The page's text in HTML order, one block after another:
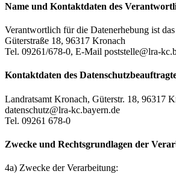
Name und Kontaktdaten des
Verantwortlich für die Datenerhebung ist
Güterstraße 18, 96317 Kronach
Tel. 09261/678-0, E-Mail poststelle@lra-
Kontaktdaten des
Landratsamt Kronach, Güterstr. 18, 96317
datenschutz@lra-kc.bayern.de
Tel. 09261 678-0
Zwecke und Rechtsgrundlagen der
4a) Zwecke der Verarbeitung: